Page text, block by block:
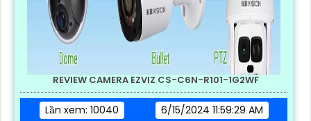
REVIEW CAMERA EZVIZ CS-C6N-R101-1G2WF
Lần xem: 10040
6/15/2024 11:59:29 AM